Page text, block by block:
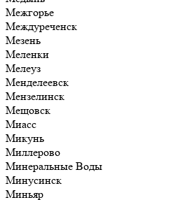
Межгорье
Междуреченск
Мезень
Меленки
Мелеуз
Менделеевск
Мензелинск
Мещовск
Миасс
Микунь
Миллерово
Минеральные Воды
Минусинск
Миньяр